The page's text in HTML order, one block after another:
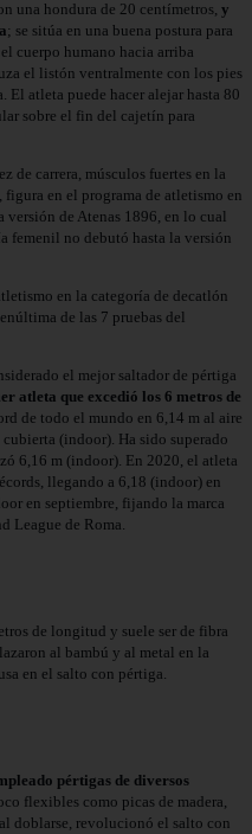
una hondura de 20 centímetros, y
; se sitúa en una buena postura para
cuerpo humano hacia arriba
el listón ventralmente con los pies
El atleta puede hacer alejar hasta 80
sobre el fin del cajetín para
de carrera, músculos fuertes en la
figura en el programa de atletismo en
versión de Atenas 1896, en lo cual
femenil no debutó hasta la versión
en la categoría de decatlón
de las 7 pruebas del
el mejor saltador de pértiga
atleta que excedió los 6 metros de
de todo el mundo en 6,14 m al aire
(indoor). Ha sido superado
6,16 m (indoor). En 2020, el atleta
llegando a 6,18 (indoor) en
en septiembre, fijando la marca
League de Roma.
de longitud y suele ser de fibra
al bambú y al metal en la
en el salto con pértiga.
pértigas de diversos
flexibles como picas de madera,
doblarse, revolucionó el salto con